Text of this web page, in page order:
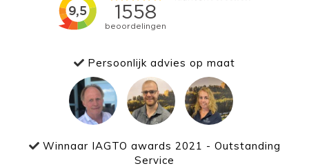
Persoonlijk advies op maat
Winnaar IAGTO awards 2021 - Outstanding
Service